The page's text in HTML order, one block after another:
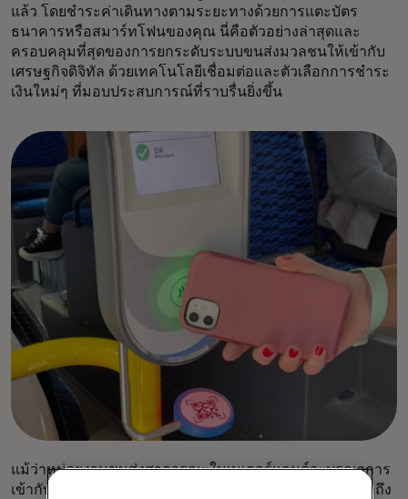
แล้ว โดยชำระค่าเดินทางตามระยะทางด้วยการแตะบัตร
ธนาคารหรือสมาร์ทโฟนของคุณ นี่คือตัวอย่างล่าสุดและ
ครอบคลุมที่สุดของการยกระดับระบบขนส่งมวลชนให้เข้ากับ
เศรษฐกิจดิจิทัล ด้วยเทคโนโลยีเชื่อมต่อและตัวเลือกการชำระ
เงินใหม่ๆ ที่มอบประสบการณ์ที่ราบรื่นยิ่งขึ้น
แม้ว่าหน่วยงานขนส่งสาธารณะในเนเธอร์แลนด์จะบูรณาการ
เข้ากับระบบการชำระเงินแบบวงปิดแล้ว แต่ก็ยังต้องใช้เวลาถึง